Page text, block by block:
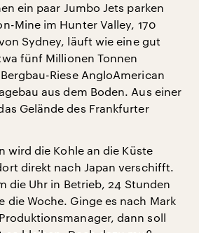
ein paar Jumbo Jets parken
Mine im Hunter Valley, 170
Sydney, läuft wie eine gut
fünf Millionen Tonnen
Riese AngloAmerican
aus dem Boden. Aus einer
Gelände des Frankfurter
wird die Kohle an die Küste
direkt nach Japan verschifft.
die Uhr in Betrieb, 24 Stunden
die Woche. Ginge es nach Mark
dann soll